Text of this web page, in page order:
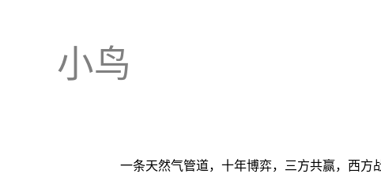
小鸟
一条天然气管道，十年博弈，三方共赢，西方